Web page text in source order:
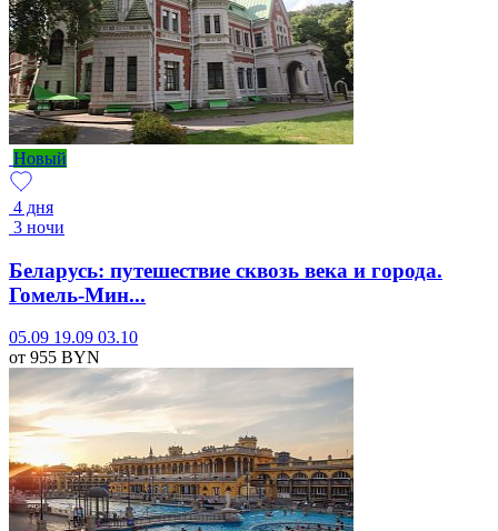
Новый
4 дня
3 ночи
Беларусь: путешествие сквозь века и города.
Гомель-Мин...
05.09 19.09 03.10
от 955 BYN